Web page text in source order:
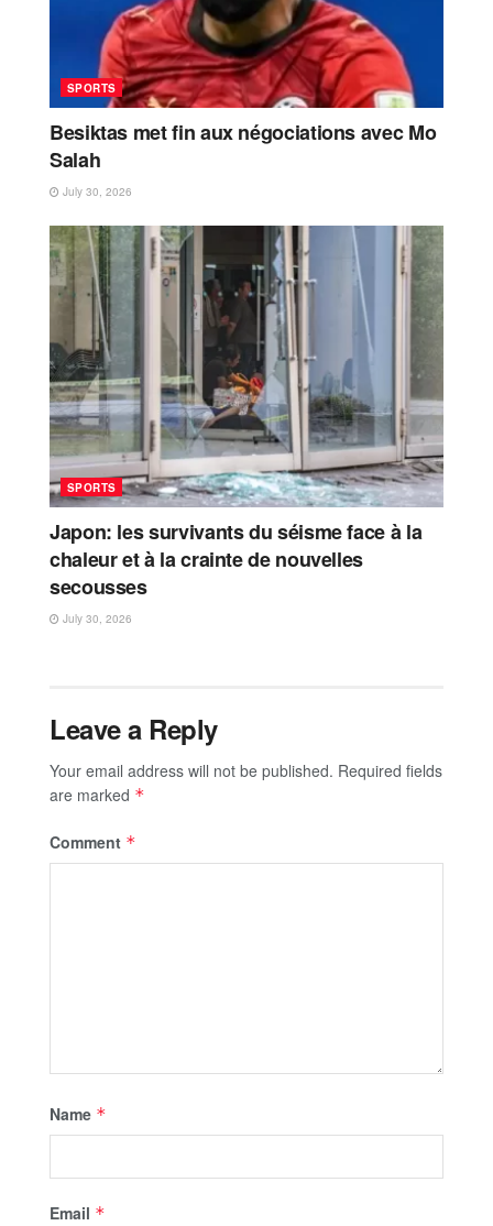
SPORTS
Besiktas met fin aux négociations avec Mo
Salah
July 30, 2026
SPORTS
Japon: les survivants du séisme face à la
chaleur et à la crainte de nouvelles
secousses
July 30, 2026
Leave a Reply
Your email address will not be published. Required fields
are marked *
Comment *
Name *
Email *